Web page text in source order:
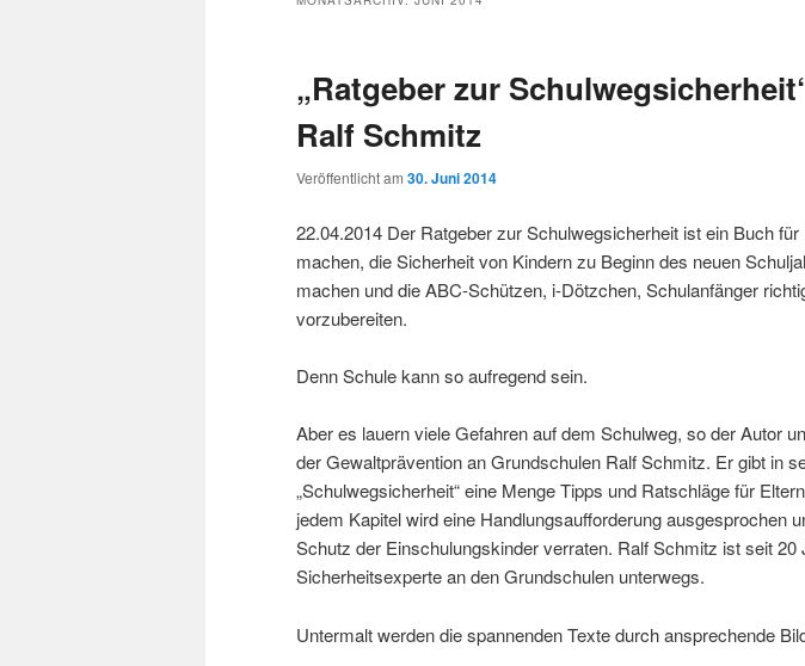
„Ratgeber zur
Ralf Schmitz
Veröffentlicht am 30. Juni 2014
22.04.2014 Der Ratgeber zur Schulwegsicherheit ist ein Buch
machen, die Sicherheit von Kindern zu Beginn des neuen
machen und die ABC-Schützen, i-Dötzchen, Schulanfänger
vorzubereiten.
Denn Schule kann so aufregend sein.
Aber es lauern viele Gefahren auf dem Schulweg, so der Autor
der Gewaltprävention an Grundschulen Ralf Schmitz. Er gibt in
„Schulwegsicherheit“ eine Menge Tipps und Ratschläge für
jedem Kapitel wird eine Handlungsaufforderung ausgesprochen
Schutz der Einschulungskinder verraten. Ralf Schmitz ist seit 20
Sicherheitsexperte an den Grundschulen unterwegs.
Untermalt werden die spannenden Texte durch ansprechende